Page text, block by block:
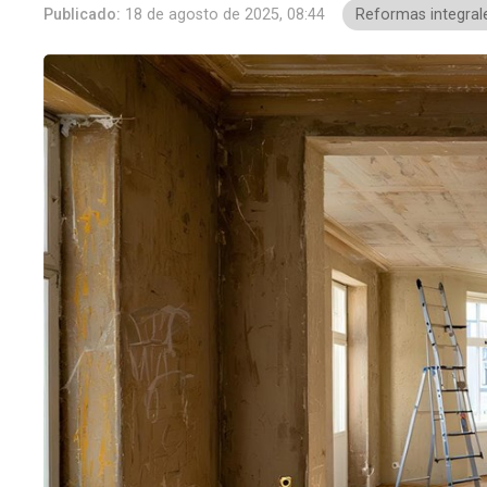
Publicado: 18 de agosto de 2025, 08:44 Reformas